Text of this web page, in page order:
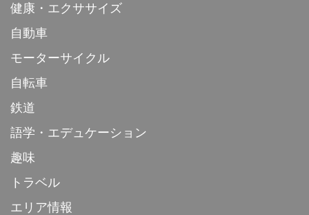
健康・エクササイズ
自動車
モーターサイクル
自転車
鉄道
語学・エデュケーション
趣味
トラベル
エリア情報